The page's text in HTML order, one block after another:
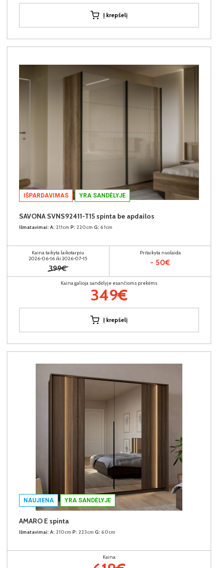
Į krepšelį
IŠPARDAVIMAS YRA SANDĖLYJE
SAVONA SVNS92411-T15 spinta be apdailos
Išmatavimai: A: 211cm P: 220cm G: 61cm
Kaina taikyta laikotarpiu
2026-06-16 iki 2026-07-15
399€
Pritaikyta nuolaida
- 50€
Kaina galioja sandėlyje esančioms prekėms
349€
Į krepšelį
NAUJIENA YRA SANDĖLYJE
AMARO E spinta
Išmatavimai: A: 210cm P: 223cm G: 60cm
Kaina: